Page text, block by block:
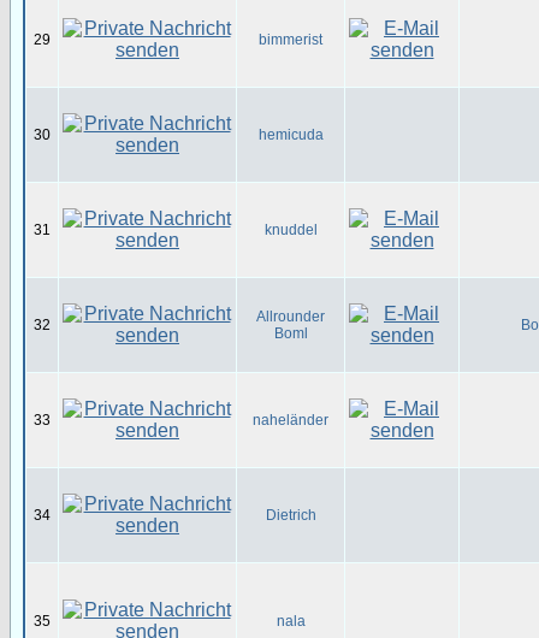
29 bimmerist
30 hemicuda
31 knuddel
32
Allrounder
Boml
33 naheländer
34 Dietrich
35 nala